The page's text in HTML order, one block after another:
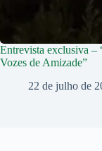
Entrevista exclusiva –
Vozes de Amizade”
22 de julho de